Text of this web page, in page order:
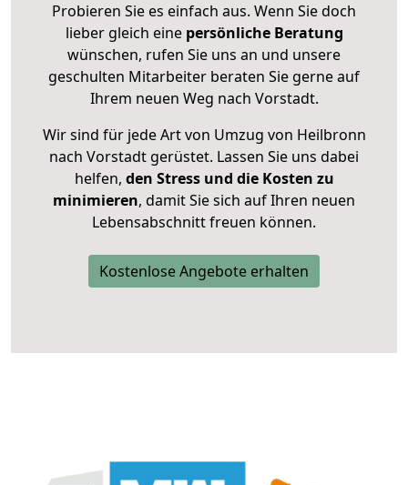
Probieren Sie es einfach aus. Wenn Sie doch
lieber gleich eine persönliche Beratung
wünschen, rufen Sie uns an und unsere
geschulten Mitarbeiter beraten Sie gerne auf
Ihrem neuen Weg nach Vorstadt.
Wir sind für jede Art von Umzug von Heilbronn
nach Vorstadt gerüstet. Lassen Sie uns dabei
helfen, den Stress und die Kosten zu
minimieren, damit Sie sich auf Ihren neuen
Lebensabschnitt freuen können.
Kostenlose Angebote erhalten